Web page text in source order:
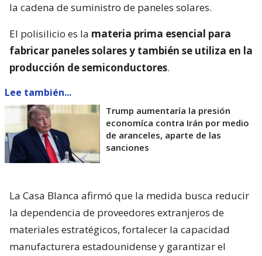
la cadena de suministro de paneles solares.
El polisilicio es la materia prima esencial para
fabricar paneles solares y también se utiliza en la
producción de semiconductores.
Lee también...
Trump aumentaría la presión
economíca contra Irán por medio
de aranceles, aparte de las
sanciones
La Casa Blanca afirmó que la medida busca reducir
la dependencia de proveedores extranjeros de
materiales estratégicos, fortalecer la capacidad
manufacturera estadounidense y garantizar el